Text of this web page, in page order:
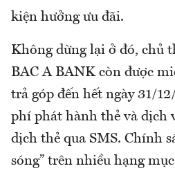
kiện hưởng ưu đãi.
Không dừng lại ở đó, chủ
BAC A BANK còn được
trả góp đến hết ngày 31/
phí phát hành thẻ và dịch
dịch thẻ qua SMS. Chính
sóng” trên nhiều hạng